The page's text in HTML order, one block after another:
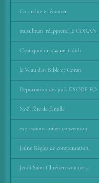
Coran lire et écouter
musulman réapprend le CORAN
C'est quoi un حديث hadith
le Veau d'or Bible et Coran
Déportation des juifs EXODE FO
Noël fête de famille
expressions arabes convention
Jeûne Règles de compensation
Jeudi Saint Chrétien sourate 5